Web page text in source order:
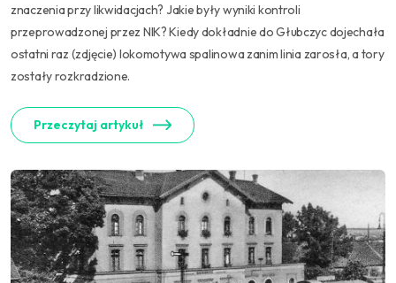
znaczenia przy likwidacjach? Jakie były wyniki kontroli
przeprowadzonej przez NIK? Kiedy dokładnie do Głubczyc dojechała
ostatni raz (zdjęcie) lokomotywa spalinowa zanim linia zarosła, a tory
zostały rozkradzione.
Przeczytaj artykuł